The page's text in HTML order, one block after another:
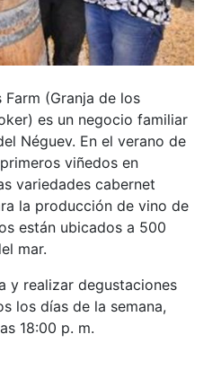
Farm (Granja de los
es un negocio familiar
Néguev. En el verano de
viñedos en
variedades cabernet
la producción de vino de
están ubicados a 500
mar.
y realizar degustaciones
los días de la semana,
18:00 p. m.